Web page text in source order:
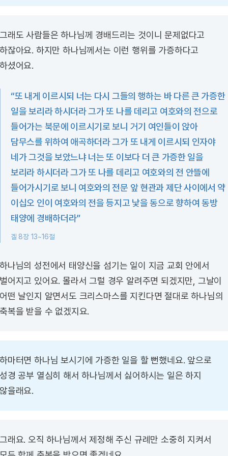
그래도 사람들은 하나님께 경배드리는 것이니 문제없다고
하잖아요. 하지만 하나님께서는 이런 행위를 가증하다고
하셨어요.
“또 내게 이르시되 너는 다시 그들의 행하는 바 다른 큰 가증한
일을 보리라 하시더라 그가 또 나를 데리고 여호와의 전으로
들어가는 북문에 이르시기로 보니 거기 여인들이 앉아
담무스를 위하여 애곡하더라 그가 또 내게 이르시되 인자야
네가 그것을 보았느냐 너는 또 이보다 더 큰 가증한 일을
보리라 하시더라 그가 또 나를 데리고 여호와의 전 안뜰에
들어가시기로 보니 여호와의 전문 앞 현관과 제단 사이에서 약
이십오 인이 여호와의 전을 등지고 낯을 동으로 향하여 동방
태양에 경배하더라”
겔 8장 13~16절
하나님의 성전에서 태양신을 섬기는 일이 지금 교회 안에서
벌어지고 있어요. 몰라서 그럴 경우 알려주면 되겠지만, 그날이
어떤 날인지 알면서도 크리스마스를 지킨다면 절대로 하나님의
축복을 받을 수 없겠지요.
하마터면 하나님 보시기에 가증한 일을 할 뻔했네요. 앞으로
성경 공부 열심히 해서 하나님께서 싫어하시는 일은 하지
않을래요.
그래요. 오직 하나님께서 제정해 주신 규례만 소중히 지켜서